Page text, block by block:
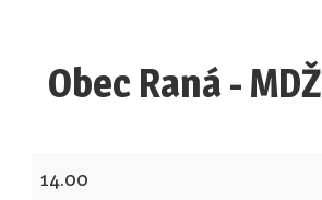
Obec Raná - MDŽ
14.00